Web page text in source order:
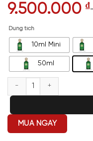
9.500.000 ₫
Dung tích
10ml Mini
50ml
Clive Christian 1872
MUA NGAY